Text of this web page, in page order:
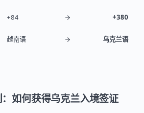
+84 +380
越南语 乌克兰语
如何获得乌克兰入境签证